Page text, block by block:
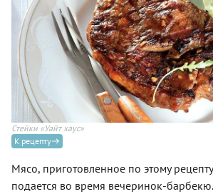
Стейки «Уайт хаус»
К рецепту
Мясо, приготовленное по этому
подается во время вечеринок-